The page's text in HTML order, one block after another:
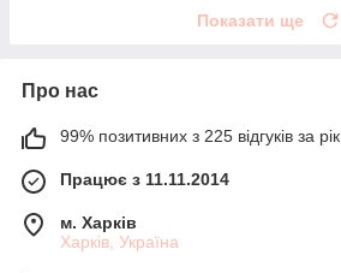
Показати ще
Про нас
99% позитивних з 225 відгуків за рік
Працює з 11.11.2014
м. Харків
Харків, Україна